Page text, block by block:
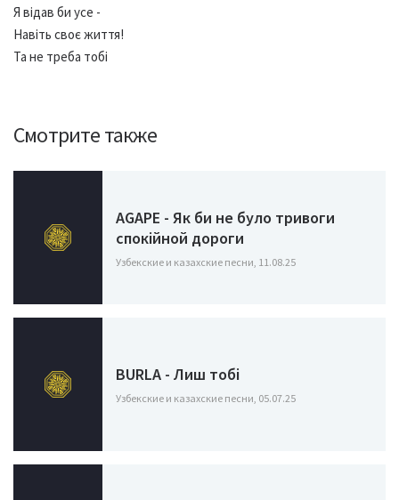
Я відав би усе -
Навіть своє життя!
Та не треба тобі
Смотрите также
AGAPE - Як би не було тривоги
спокійной дороги
Узбекские и казахские песни, 11.08.25
BURLA - Лиш тобі
Узбекские и казахские песни, 05.07.25